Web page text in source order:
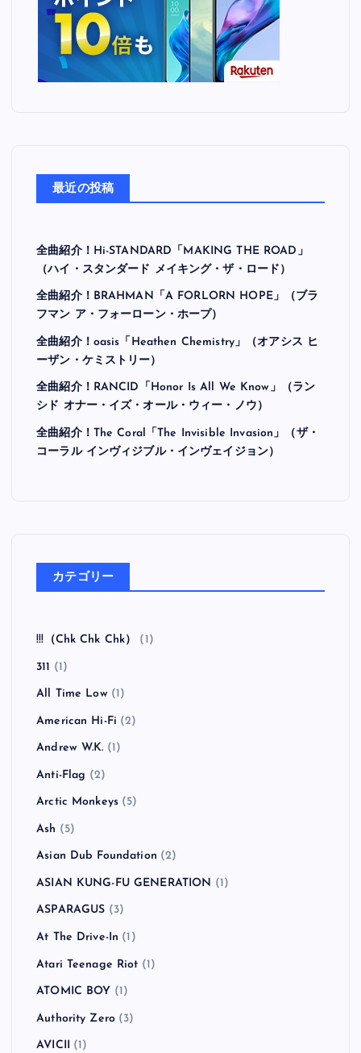
最近の投稿
全曲紹介！Hi-STANDARD「MAKING THE ROAD」
（ハイ・スタンダード メイキング・ザ・ロード）
全曲紹介！BRAHMAN「A FORLORN HOPE」（ブラ
フマン ア・フォーローン・ホープ）
全曲紹介！oasis「Heathen Chemistry」（オアシス ヒ
ーザン・ケミストリー）
全曲紹介！RANCID「Honor Is All We Know」（ラン
シド オナー・イズ・オール・ウィー・ノウ）
全曲紹介！The Coral「The Invisible Invasion」（ザ・
コーラル インヴィジブル・インヴェイジョン）
カテゴリー
!!!（Chk Chk Chk） (1)
311 (1)
All Time Low(1)
American Hi-Fi (2)
Andrew W.K. (1)
Anti-Flag (2)
Arctic Monkeys (5)
Ash (5)
Asian Dub Foundation (2)
ASIAN KUNG-FU GENERATION (1)
ASPARAGUS (3)
At The Drive-In (1)
Atari Teenage Riot (1)
ATOMIC BOY (1)
Authority Zero (3)
AVICII (1)